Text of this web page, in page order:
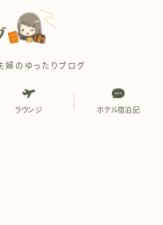
のゆったりブログ
ラウンジ ホテル宿泊記